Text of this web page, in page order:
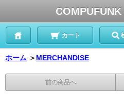
カート
ホーム ＞ MERCHANDISE
前の商品へ